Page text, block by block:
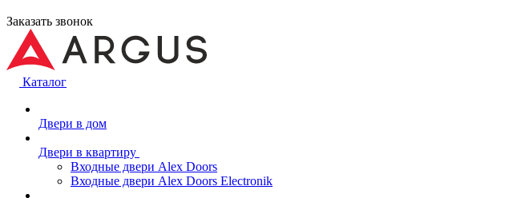
Заказать звонок
Каталог
Двери в дом
Двери в квартиру
Входные двери Alex Doors
Входные двери Alex Doors Electronik